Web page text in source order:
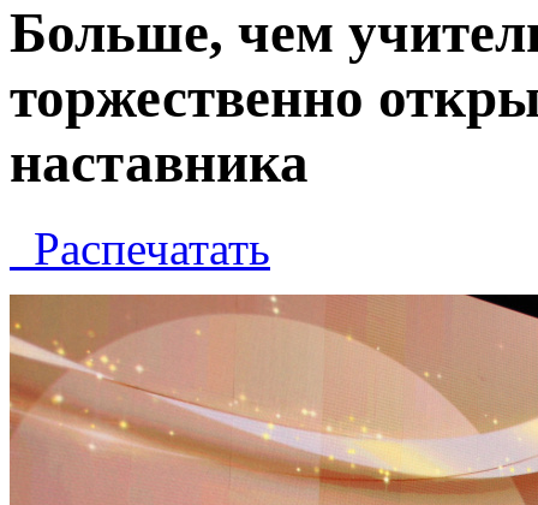
Больше, чем
торжественно
наставника
Распечатать